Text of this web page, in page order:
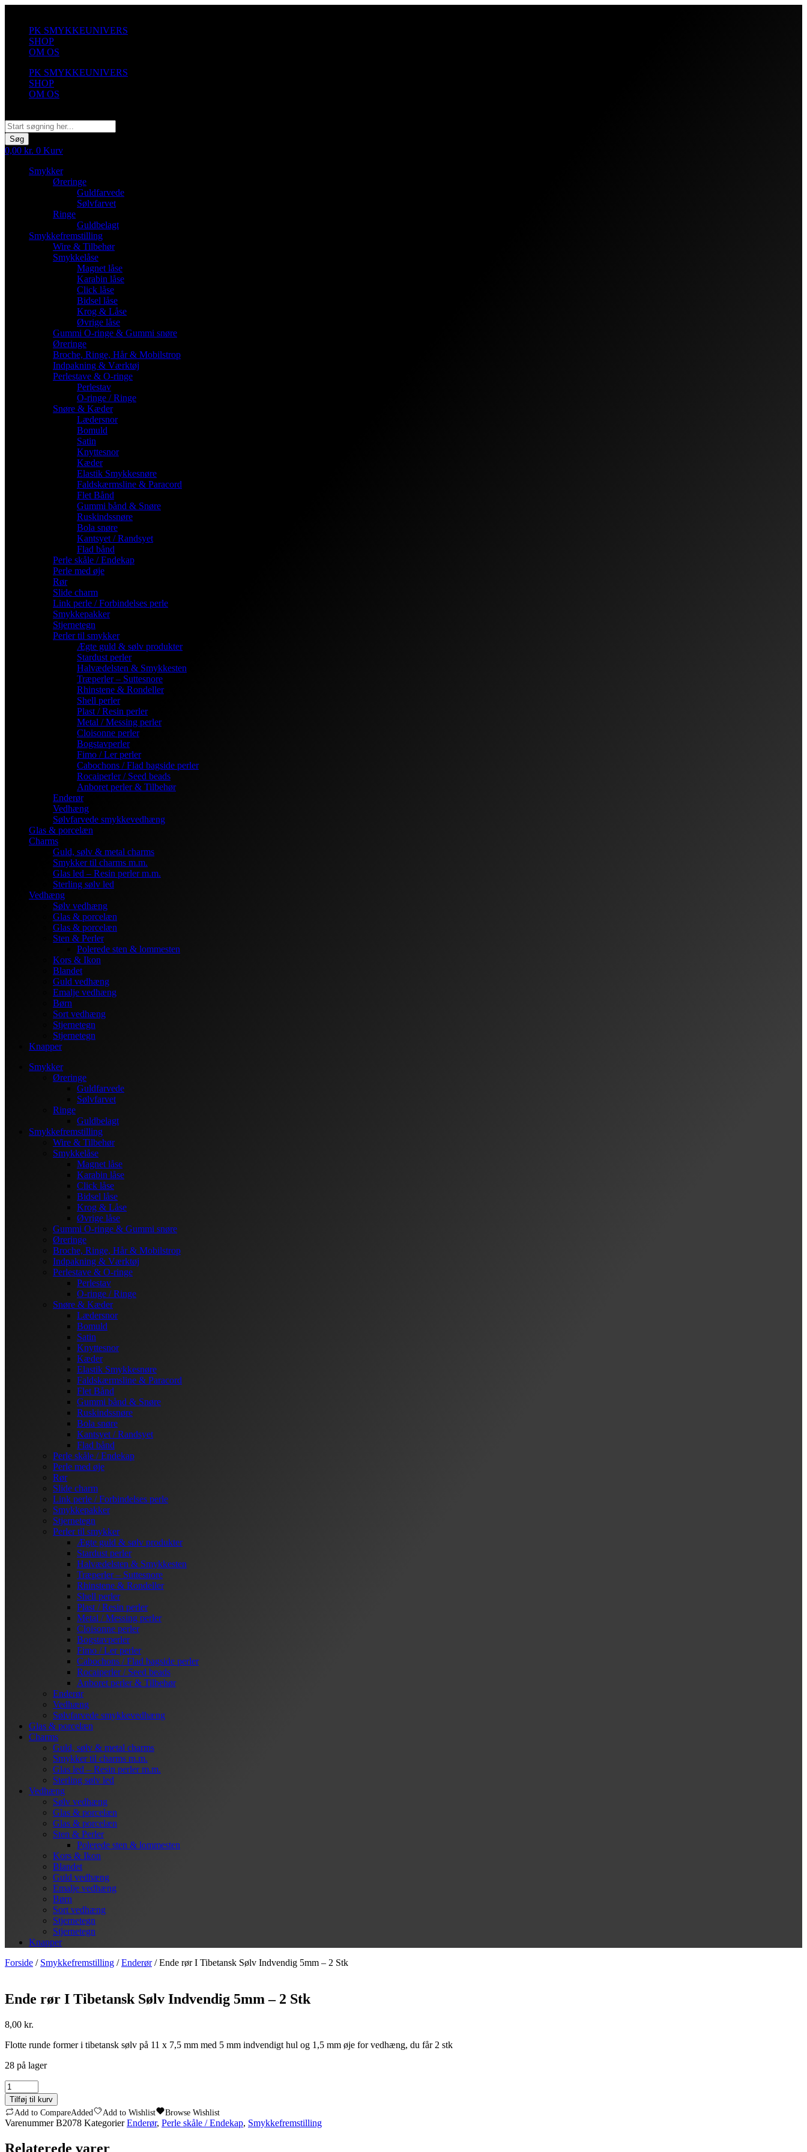
indholdPK SMYKKEUNIVERS
SHOP
OM OS
PK SMYKKEUNIVERS
SHOP
OM OS
Søg
0,00 kr. 0 Kurv
Smykker
Øreringe
Guldfarvede
Sølvfarvet
Ringe
Guldbelagt
Smykkefremstilling
Wire & Tilbehør
Smykkelåse
Magnet låse
Karabin låse
Click låse
Bidsel låse
Krog & Låse
Øvrige låse
Gummi O-ringe & Gummi snøre
Øreringe
Broche, Ringe, Hår & Mobilstrop
Indpakning & Værktøj
Perlestave & O-ringe
Perlestav
O-ringe / Ringe
Snøre & Kæder
Lædersnor
Bomuld
Satin
Knyttesnor
Kæder
Elastik Smykkesnøre
Faldskærmsline & Paracord
Flet Bånd
Gummi bånd & Snøre
Ruskindssnøre
Bola snøre
Kantsyet / Randsyet
Flad bånd
Perle skåle / Endekap
Perle med øje
Rør
Slide charm
Link perle / Forbindelses perle
Smykkepakker
Stjernetegn
Perler til smykker
Ægte guld & sølv produkter
Stardust perler
Halvædelsten & Smykkesten
Træperler – Suttesnore
Rhinstene & Rondeller
Shell perler
Plast / Resin perler
Metal / Messing perler
Cloisonne perler
Bogstavperler
Fimo / Ler perler
Cabochons / Flad bagside perler
Rocaiperler / Seed beads
Anboret perler & Tilbehør
Enderør
Vedhæng
Sølvfarvede smykkevedhæng
Glas & porcelæn
Charms
Guld, sølv & metal charms
Smykker til charms m.m.
Glas led – Resin perler m.m.
Sterling sølv led
Vedhæng
Sølv vedhæng
Glas & porcelæn
Glas & porcelæn
Sten & Perler
Polerede sten & lommesten
Kors & Ikon
Blandet
Guld vedhæng
Emalje vedhæng
Børn
Sort vedhæng
Stjernetegn
Stjernetegn
Knapper
Smykker
Øreringe
Guldfarvede
Sølvfarvet
Ringe
Guldbelagt
Smykkefremstilling
Wire & Tilbehør
Smykkelåse
Magnet låse
Karabin låse
Click låse
Bidsel låse
Krog & Låse
Øvrige låse
Gummi O-ringe & Gummi snøre
Øreringe
Broche, Ringe, Hår & Mobilstrop
Indpakning & Værktøj
Perlestave & O-ringe
Perlestav
O-ringe / Ringe
Snøre & Kæder
Lædersnor
Bomuld
Satin
Knyttesnor
Kæder
Elastik Smykkesnøre
Faldskærmsline & Paracord
Flet Bånd
Gummi bånd & Snøre
Ruskindssnøre
Bola snøre
Kantsyet / Randsyet
Flad bånd
Perle skåle / Endekap
Perle med øje
Rør
Slide charm
Link perle / Forbindelses perle
Smykkepakker
Stjernetegn
Perler til smykker
Ægte guld & sølv produkter
Stardust perler
Halvædelsten & Smykkesten
Træperler – Suttesnore
Rhinstene & Rondeller
Shell perler
Plast / Resin perler
Metal / Messing perler
Cloisonne perler
Bogstavperler
Fimo / Ler perler
Cabochons / Flad bagside perler
Rocaiperler / Seed beads
Anboret perler & Tilbehør
Enderør
Vedhæng
Sølvfarvede smykkevedhæng
Glas & porcelæn
Charms
Guld, sølv & metal charms
Smykker til charms m.m.
Glas led – Resin perler m.m.
Sterling sølv led
Vedhæng
Sølv vedhæng
Glas & porcelæn
Glas & porcelæn
Sten & Perler
Polerede sten & lommesten
Kors & Ikon
Blandet
Guld vedhæng
Emalje vedhæng
Børn
Sort vedhæng
Stjernetegn
Stjernetegn
Knapper
Forside / Smykkefremstilling /Enderør/ Ende rør I Tibetansk Sølv Indvendig 5mm – 2 Stk
Ende rør I Tibetansk Sølv Indvendig 5mm – 2 Stk
8,00 kr.
Flotte runde former i tibetansk sølv på 11 x 7,5 mm med 5 mm indvendigt hul og 1,5 mm øje for vedhæng, du får 2 stk
28 på lager
Ende
rør
I
Tibetansk
Sølv
5mm
Tilføj til kurv
Add to CompareAdded Add to Wishlist Browse Wishlist
VarenummerB2078 Kategorier Enderør, Perle skåle / Endekap, Smykkefremstilling
Relaterede varer